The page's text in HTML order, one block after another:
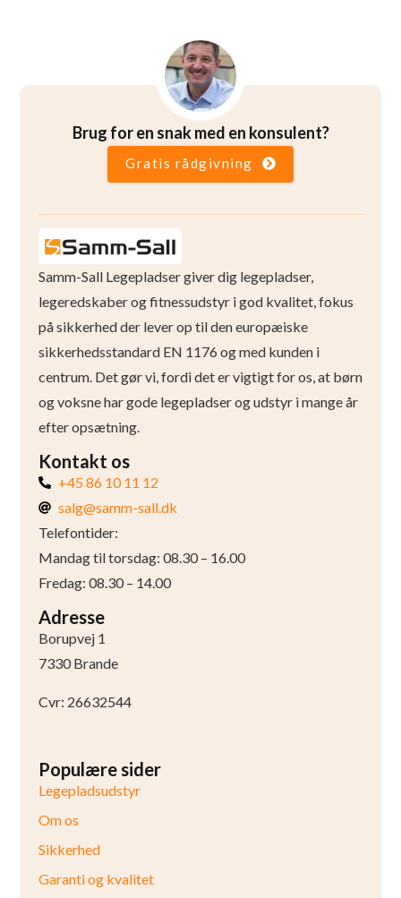
Brug for en snak med en konsulent?
Gratis rådgivning
Samm-Sall Legepladser giver dig legepladser,
legeredskaber og fitnessudstyr i god kvalitet, fokus
på sikkerhed der lever op til den europæiske
sikkerhedsstandard EN 1176 og med kunden i
centrum. Det gør vi, fordi det er vigtigt for os, at børn
og voksne har gode legepladser og udstyr i mange år
efter opsætning.
Kontakt os
+45 86 10 11 12
salg@samm-sall.dk
Telefontider:
Mandag til torsdag: 08.30 – 16.00
Fredag: 08.30 – 14.00
Adresse
Borupvej 1
7330 Brande
Cvr: 26632544
Populære sider
Legepladsudstyr
Om os
Sikkerhed
Garanti og kvalitet